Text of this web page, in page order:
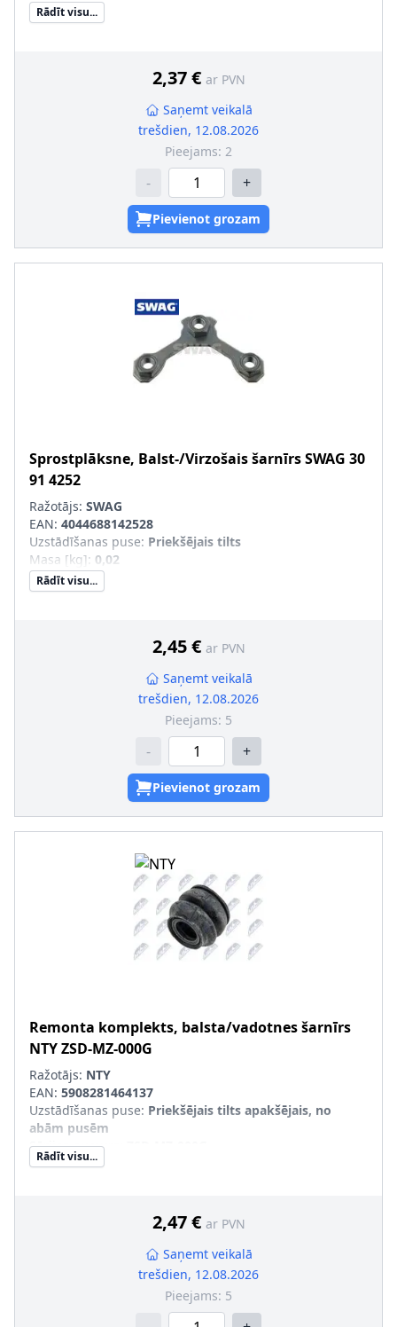
Rādīt visu...
2,37 € ar PVN
Saņemt veikalā
trešdien, 12.08.2026
Pieejams: 2
- +
Pievienot grozam
Sprostplāksne, Balst-/Virzošais šarnīrsSWAG 30
91 4252
Ražotājs: SWAG
EAN: 4044688142528
Uzstādīšanas puse: Priekšējais tilts
Masa [kg]: 0,02
Rādīt visu...
2,45 € ar PVN
Saņemt veikalā
trešdien, 12.08.2026
Pieejams: 5
- +
Pievienot grozam
Remonta komplekts, balsta/vadotnes šarnīrs
NTYZSD-MZ-000G
Ražotājs: NTY
EAN: 5908281464137
Uzstādīšanas puse: Priekšējais tilts apakšējais, no
abām pusēm
Sērijas numurs
Rādīt visu...
2,47 € ar PVN
Saņemt veikalā
trešdien, 12.08.2026
Pieejams: 5